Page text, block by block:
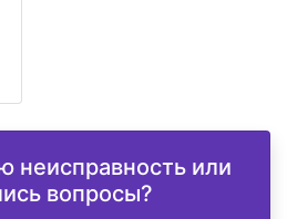
неисправность или
вопросы?